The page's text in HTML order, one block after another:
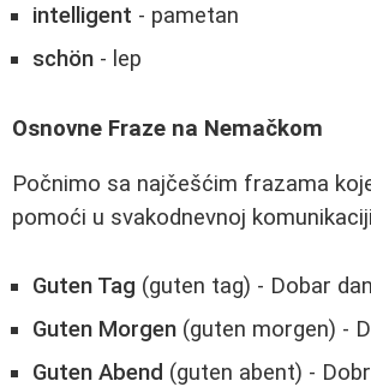
intelligent - pametan
schön - lep
Osnovne Fraze na Nemačkom
Počnimo sa najčešćim frazama
pomoći u svakodnevnoj
Guten Tag (guten tag) - Dobar dan
Guten Morgen (guten morgen) -
Guten Abend (guten abent) -